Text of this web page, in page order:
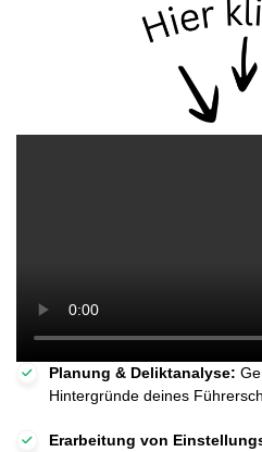
Planung & Deliktanalyse:
Hintergründe deines
Erarbeitung von